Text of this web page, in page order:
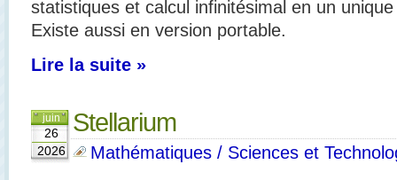
statistiques et calcul infinitésimal en un
Existe aussi en version portable.
Lire la suite »
juin
26
2026
Stellarium
Mathématiques / Sciences et